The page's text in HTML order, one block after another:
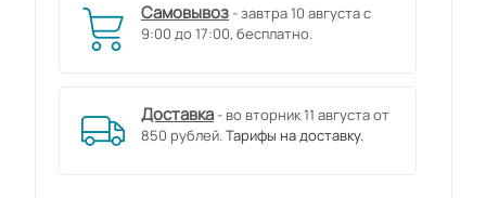
Самовывоз - завтра 10 августа с
9:00 до 17:00, бесплатно.
Доставка - во вторник 11 августа от
850 рублей.Тарифы на доставку.